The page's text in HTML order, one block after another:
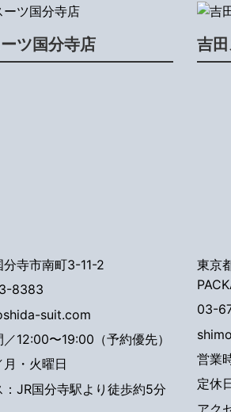
ツ国分寺店
分寺市南町3-11-2
8383
suit.com
12:00〜19:00（予約優先）
月・火曜日
：JR国分寺駅より徒歩約5分
吉
東京
03-
営業
定休
アク